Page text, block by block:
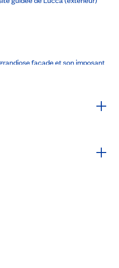
façade et son imposant
arrêt à Burano, l’île de la